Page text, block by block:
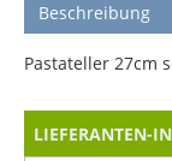
Beschreibung
Pastateller 27cm
LIEFERANTEN-